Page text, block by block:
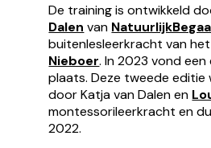
De training is ontwikkeld
Dalen van
buitenlesleerkracht van
Nieboer. In 2023 vond
plaats. Deze tweede
door Katja van Dalen en
montessorileerkracht en
2022.